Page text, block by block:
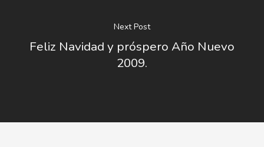
Next Post
Feliz Navidad y próspero Año Nuevo
2009.